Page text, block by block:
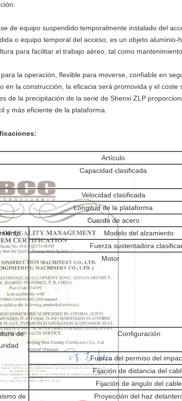
de equipo suspendido temporalmente instalado del
o equipo temporal del acceso, es un objeto
para facilitar el trabajo aéreo, tal como
para la operación, flexible para moverse, confiable en
en la construcción, la eficacia será promovida y el
de la precipitación de la serie de Shenxi ZLP
y más eficiente de la plataforma.
Artículo
Capacidad clasificada
Velocidad clasificada
Longitud de la plataforma
Cuerda de acero
Modelo del alzamiento
Fuerza sustentadora
Motor
de
Configuración
Fuerza del permiso del
Fijación de distancia del
Fijación de ángulo del cable
de
Proyección del haz